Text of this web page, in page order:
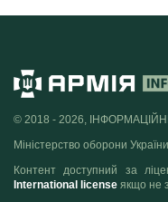
© 2018 - 2026,
Міністерство оборони України
Контент доступний за
International license якщо не